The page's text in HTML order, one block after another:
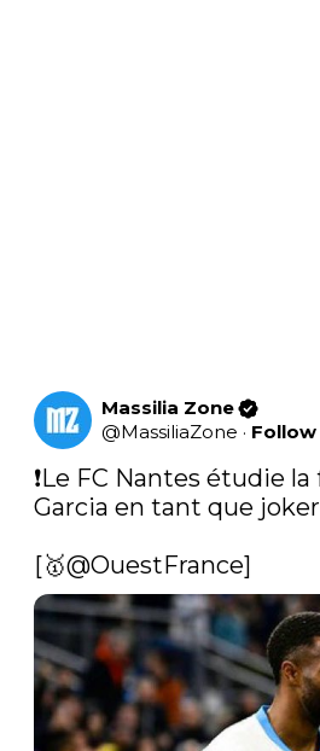
Massilia Zone
@MassiliaZone · Follow
❗️Le FC Nantes étudie
Garcia en tant que
[🥇@OuestFrance]